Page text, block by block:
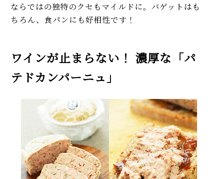
ならではの独特のクセもマイルドに。バゲットはも
ちろん、食パンにも好相性です！
ワインが止まらない！ 濃厚な「パ
テドカンパーニュ」